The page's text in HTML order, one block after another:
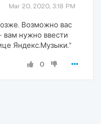
Mar 20, 2020, 3:18 PM
Возможно вас
вам нужно ввести
Яндекс.Музыки."
0